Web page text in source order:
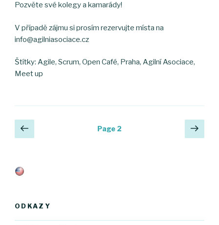
Pozvěte své kolegy a kamarády!
V případě zájmu si prosím rezervujte místa na
info@agilniasociace.cz
Štítky: Agile, Scrum, Open Café, Praha, Agilní Asociace,
Meet up
Posts
navigation
page
Page 2
Next
ODKAZY